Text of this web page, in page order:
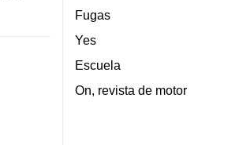
Fugas
Yes
Escuela
On, revista de motor